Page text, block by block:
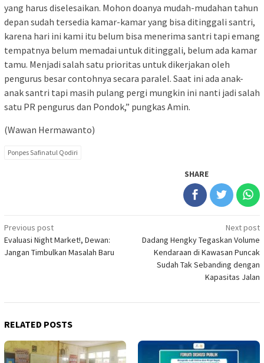
yang harus diselesaikan. Mohon doanya mudah-mudahan tahun
depan sudah tersedia kamar-kamar yang bisa ditinggali santri,
karena hari ini kami itu belum bisa menerima santri tapi emang
tempatnya belum memadai untuk ditinggali, belum ada kamar
tamu. Menjadi salah satu prioritas untuk dikerjakan oleh
pengurus besar contohnya secara paralel. Saat ini ada anak-
anak santri tapi masih pulang pergi mungkin ini nanti jadi salah
satu PR pengurus dan Pondok,” pungkas Amin.
(Wawan Hermawanto)
Ponpes Safinatul Qodiri
SHARE
Post
navigation
Previous post
Evaluasi Night Market!, Dewan:
Jangan Timbulkan Masalah Baru
Next post
Dadang Hengky Tegaskan Volume
Kendaraan di Kawasan Puncak
Sudah Tak Sebanding dengan
Kapasitas Jalan
RELATED POSTS